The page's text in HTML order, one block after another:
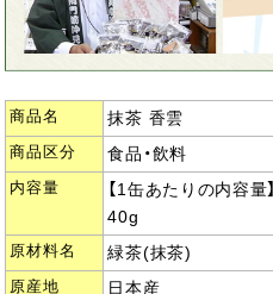
商品名 抹茶 香雲
商品区分 食品・飲料
内容量
【1缶あたりの内容量】
40g
原材料名 緑茶(抹茶)
原産地
日本産